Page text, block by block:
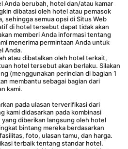
dibatasi oleh hotel atau pemasok
sehingga semua opsi di Situs Web
di hotel tersebut dapat tidak akan
memberi Anda informasi tentang
menerima permintaan Anda untuk
Anda.
hotel tersebut akan berlaku. Silakan
(menggunakan perincian di bagian 1
membantu sebagai bagian dari
kami.
kami didasarkan pada kombinasi
diberikan langsung oleh hotel
bintang mereka berdasarkan
foto, ulasan tamu, dan harga.
terbaik tentang standar hotel.